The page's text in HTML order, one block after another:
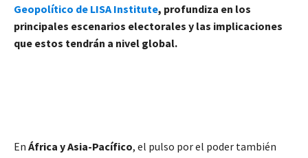
Geopolítico de LISA Institute, profundiza en los
principales escenarios electorales y las implicaciones
que estos tendrán a nivel global.
En África y Asia-Pacífico, el pulso por el poder también